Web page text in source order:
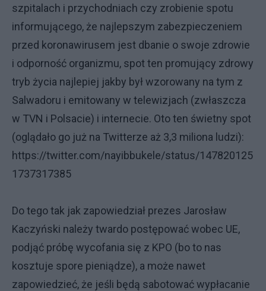
szpitalach i przychodniach czy zrobienie spotu
informującego, że najlepszym zabezpieczeniem
przed koronawirusem jest dbanie o swoje zdrowie
i odporność organizmu, spot ten promujący zdrowy
tryb życia najlepiej jakby był wzorowany na tym z
Salwadoru i emitowany w telewizjach (zwłaszcza
w TVN i Polsacie) i internecie. Oto ten świetny spot
(oglądało go już na Twitterze aż 3,3 miliona ludzi):
https://twitter.com/nayibbukele/status/147820125
1737317385
Do tego tak jak zapowiedział prezes Jarosław
Kaczyński należy twardo postępować wobec UE,
podjąć próbę wycofania się z KPO (bo to nas
kosztuje spore pieniądze), a może nawet
zapowiedzieć, że jeśli będą sabotować wypłacanie